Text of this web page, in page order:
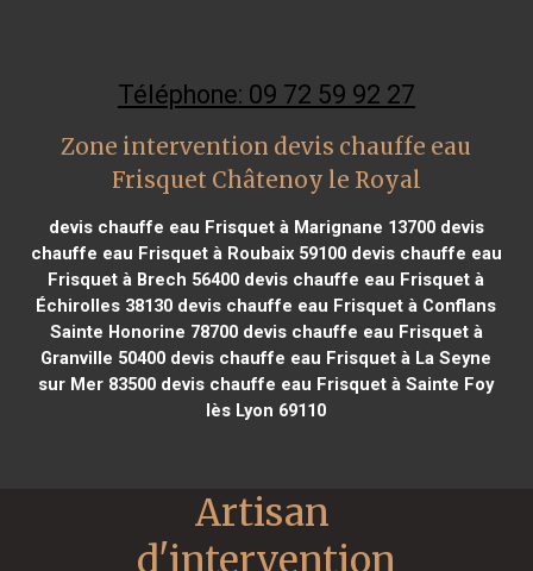
Téléphone: 09 72 59 92 27
Zone intervention devis chauffe eau
Frisquet Châtenoy le Royal
devis chauffe eau Frisquet à Marignane 13700devis
chauffe eau Frisquet à Roubaix 59100devis chauffe eau
Frisquet à Brech 56400 devis chauffe eau Frisquet à
Échirolles 38130 devis chauffe eau Frisquet à Conflans
Sainte Honorine 78700devis chauffe eau Frisquet à
Granville 50400 devis chauffe eau Frisquet à La Seyne
sur Mer 83500 devis chauffe eau Frisquet à Sainte Foy
lès Lyon 69110
Artisan
d'intervention